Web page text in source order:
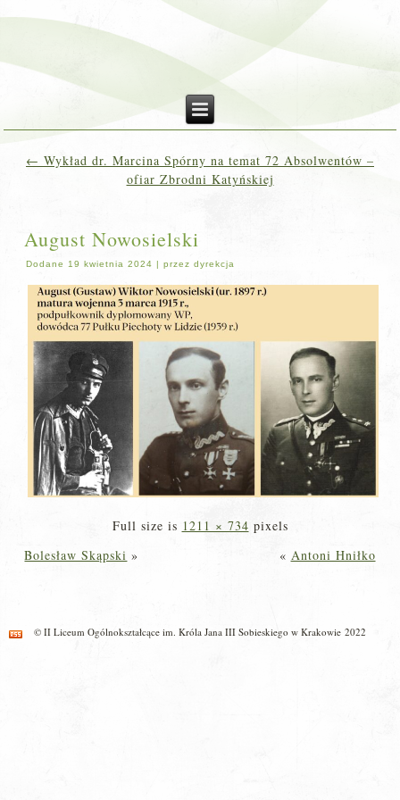
← Wykład dr. Marcina Spórny na temat 72 Absolwentów –
ofiar Zbrodni Katyńskiej
August Nowosielski
Dodane 19 kwietnia 2024 |przez dyrekcja
Full size is 1211 × 734 pixels
Bolesław Skąpski » « Antoni Hniłko
© II Liceum Ogólnokształcące im. Króla Jana III Sobieskiego w Krakowie 2022